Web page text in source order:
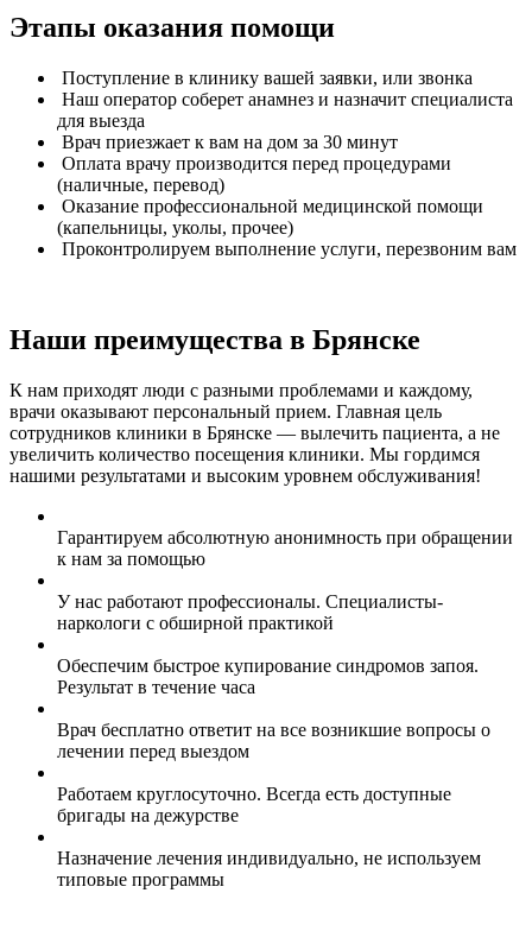
Этапы оказания помощи
Поступление в клинику вашей заявки, или звонка
Наш оператор соберет анамнез и назначит специалиста
для выезда
Врач приезжает к вам на дом за 30 минут
Оплата врачу производится перед процедурами
(наличные, перевод)
Оказание профессиональной медицинской помощи
(капельницы, уколы, прочее)
Проконтролируем выполнение услуги, перезвоним вам
Наши преимущества в Брянске
К нам приходят люди с разными проблемами и каждому,
врачи оказывают персональный прием. Главная цель
сотрудников клиники в Брянске — вылечить пациента, а не
увеличить количество посещения клиники. Мы гордимся
нашими результатами и высоким уровнем обслуживания!
Гарантируем абсолютную анонимность при обращении
к нам за помощью
У нас работают профессионалы. Специалисты-
наркологи с обширной практикой
Обеспечим быстрое купирование синдромов запоя.
Результат в течение часа
Врач бесплатно ответит на все возникшие вопросы о
лечении перед выездом
Работаем круглосуточно. Всегда есть доступные
бригады на дежурстве
Назначение лечения индивидуально, не используем
типовые программы